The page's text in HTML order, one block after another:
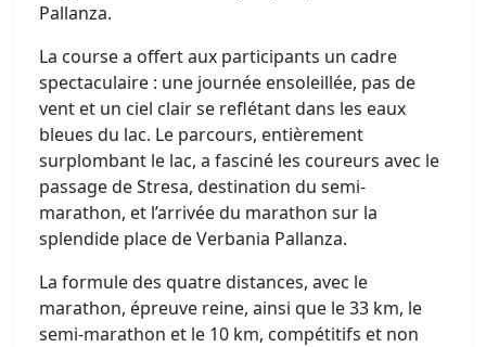
Pallanza.
La course a offert aux participants un cadre
spectaculaire : une journée ensoleillée, pas de
vent et un ciel clair se reflétant dans les eaux
bleues du lac. Le parcours, entièrement
surplombant le lac, a fasciné les coureurs avec le
passage de Stresa, destination du semi-
marathon, et l’arrivée du marathon sur la
splendide place de Verbania Pallanza.
La formule des quatre distances, avec le
marathon, épreuve reine, ainsi que le 33 km, le
semi-marathon et le 10 km, compétitifs et non